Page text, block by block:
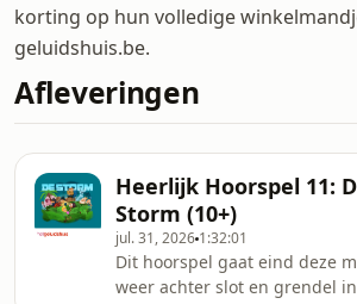
korting op hun volledige
geluidshuis.be.
Afleveringen
Heerlijk Hoorspel 11:
Storm (10+)
jul. 31, 2026 1:32:01
Dit hoorspel gaat eind deze
weer achter slot en grendel